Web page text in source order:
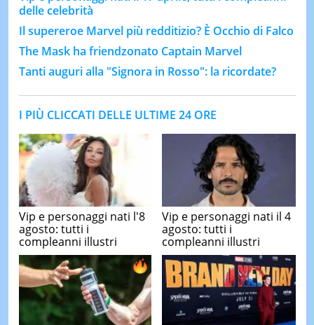
delle celebrità
Il supereroe Marvel più redditizio? È Occhio di Falco
The Mask ha friendzonato Captain Marvel
Tanti auguri alla "Signora in Rosso": la ricordate?
I PIÙ CLICCATI DELLE ULTIME 24 ORE
Vip e personaggi nati l'8
agosto: tutti i
compleanni illustri
Vip e personaggi nati il 4
agosto: tutti i
compleanni illustri